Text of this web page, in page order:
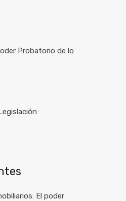
Probatorio de lo
El poder